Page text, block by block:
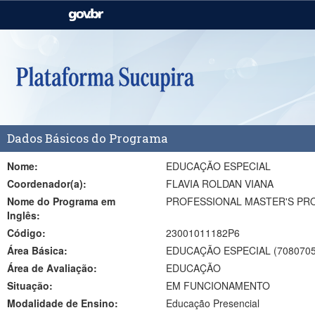
Casa Civil
Pecuária e Abastecimento
Institucional
Dados Básicos do Programa
Nome:
EDUCAÇÃO ESPECIAL
Coordenador(a):
FLAVIA ROLDAN VIANA
Nome do Programa em
Inglês:
PROFESSIONAL MASTER'S
Código:
23001011182P6
Área Básica:
EDUCAÇÃO ESPECIAL
Área de Avaliação:
EDUCAÇÃO
Situação:
EM FUNCIONAMENTO
Modalidade de Ensino:
Educação Presencial